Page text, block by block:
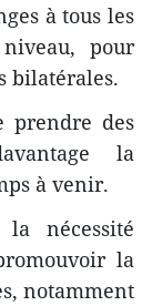
à tous les
pour
bilatérales.
prendre des
la
à venir.
nécessité
la
notamment